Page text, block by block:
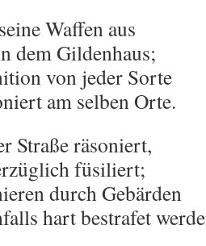
Waffen aus
dem Gildenhaus;
von jeder Sorte
am selben Orte.
Straße räsoniert,
füsiliert;
durch Gebärden
hart bestrafet